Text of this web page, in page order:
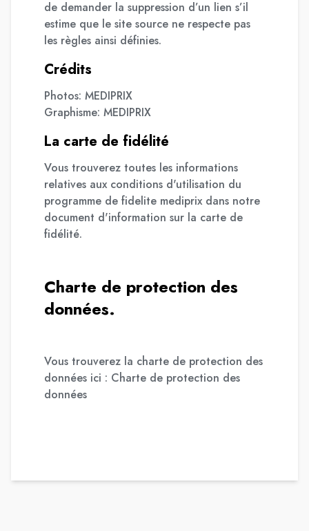
de demander la suppression d’un lien s’il
estime que le site source ne respecte pas
les règles ainsi définies.
Crédits
Photos: MEDIPRIX
Graphisme: MEDIPRIX
La carte de fidélité
Vous trouverez toutes les informations
relatives aux conditions d'utilisation du
programme de fidelite mediprix dans notre
document d'information sur la carte de
fidélité.
Charte de protection des
données.
Vous trouverez la charte de protection des
données ici : Charte de protection des
données